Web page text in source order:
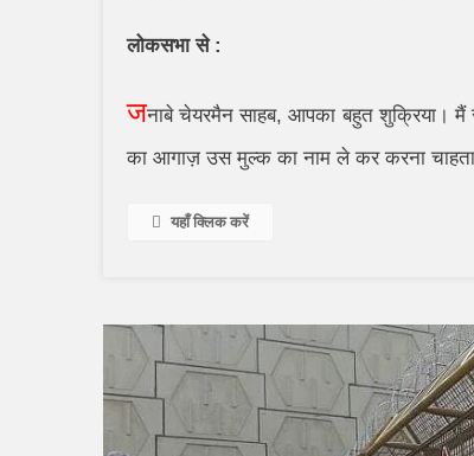
लोकसभा से :
जनाबे चेयरमैन साहब,आपका बहुत शुक्रिया। मैं
का आगाज़ उस मुल्क का नाम ले कर करना
यहाँ क्लिक करें